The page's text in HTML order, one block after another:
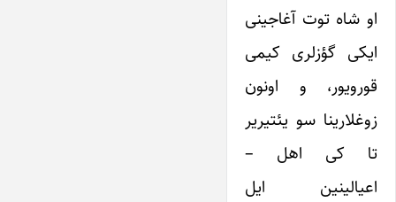
او شاه توت آغاجینی
ایکی گؤزلری کیمی
قورویور، و اونون
زوغلارینا سو یئتیریر
تا کی اهل –
اعیالینین ایل